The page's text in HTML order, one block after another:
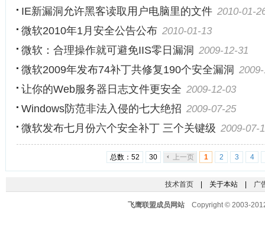
IE新漏洞允许黑客读取用户电脑里的文件 2010-01-
微软2010年1月安全公告公布 2010-01-13
微软：合理操作就可避免IIS零日漏洞 2009-12-31
微软2009年发布74补丁共修复190个安全漏洞
让你的Web服务器日志文件更安全 2009-12-03
Windows防范非法入侵的七大绝招 2009-07-25
微软发布七月份六个安全补丁 三个关键级 2009-07-
总数：52 30 上一页 1 2 3 4
技术首页| 关于本站 | 广
飞鹰联盟成员网站Copyright © 2003-